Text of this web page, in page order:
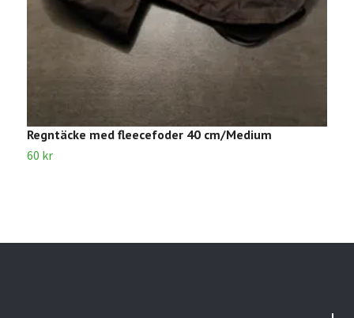
Regntäcke med fleecefoder 40 cm/Medium
60 kr